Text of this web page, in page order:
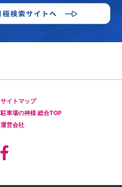
サイトマップ
駐車場の神様 総合TOP
運営会社